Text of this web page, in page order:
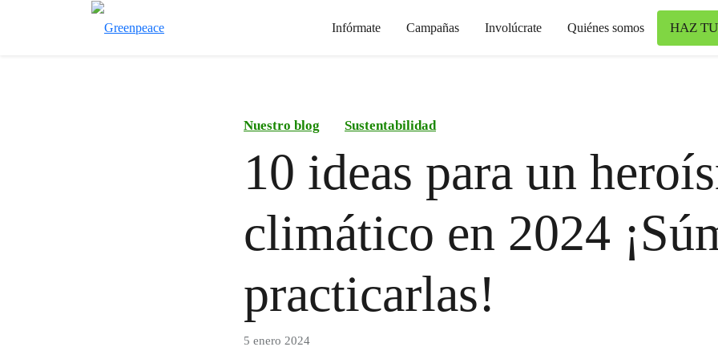
Infórmate Campañas Involúcrate Quiénes somos HAZ
Nuestro blog Sustentabilidad
10 ideas para un
climático en 2024
practicarlas!
5 enero 2024